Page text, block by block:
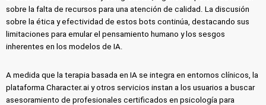
sobre la falta de recursos para una atención de calidad. La discusión
sobre la ética y efectividad de estos bots continúa, destacando sus
limitaciones para emular el pensamiento humano y los sesgos
inherentes en los modelos de IA.
A medida que la terapia basada en IA se integra en entornos clínicos, la
plataforma Character.ai y otros servicios instan a los usuarios a buscar
asesoramiento de profesionales certificados en psicología para